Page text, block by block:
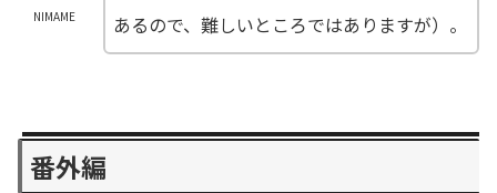
NIMAME
あるので、難しいところではありますが）。
番外編